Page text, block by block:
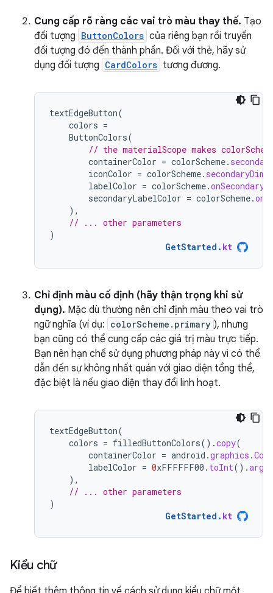
Cung cấp rõ ràng các vai trò màu thay thế. Tạo
đối tượng ButtonColors của riêng bạn rồi truyền
đối tượng đó đến thành phần. Đối với thẻ, hãy sử
dụng đối tượng CardColors tương đương.
textEdgeButton(
colors =
ButtonColors(
// the materialScope makes
containerColor = colorScheme.
iconColor = colorScheme. secondaryDim
labelColor = colorScheme.onSecondary
secondaryLabelColor = colorScheme.
),
// ... other parameters
)
GetStarted . kt
Chỉ định màu cố định (hãy thận trọng khi sử
dụng). Mặc dù thường nên chỉ định màu theo vai trò
ngữ nghĩa (ví dụ: colorScheme.primary ), nhưng
bạn cũng có thể cung cấp các giá trị màu trực tiếp.
Bạn nên hạn chế sử dụng phương pháp này vì có thể
dẫn đến sự không nhất quán với giao diện tổng thể,
đặc biệt là nếu giao diện thay đổi linh hoạt.
textEdgeButton(
colors = filledButtonColors().copy(
containerColor = android .graphics .
labelColor = 0xFFFFFF00 . toInt().argb
),
// ... other parameters
)
GetStarted . kt
Kiểu chữ